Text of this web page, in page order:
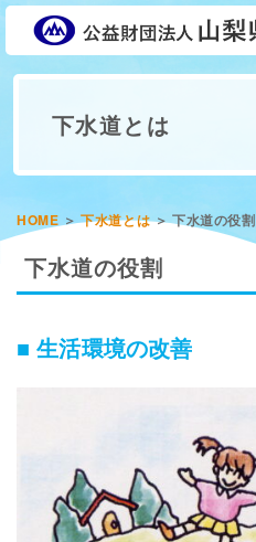
下水道とは
HOME ＞下水道とは＞下水道の役割
下水道の役割
■ 生活環境の改善